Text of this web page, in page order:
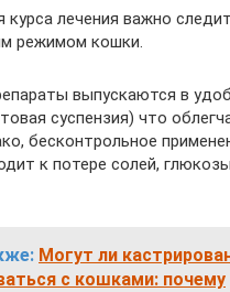
курса лечения важно
режимом кошки.
выпускаются в
суспензия) что
бесконтрольное
к потере солей,
Могут ли
с кошками: почему